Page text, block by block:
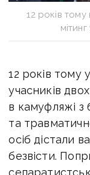
12 років тому
12 років тому
учасників
в камуфляжі
та
осіб дістали
безвісти.